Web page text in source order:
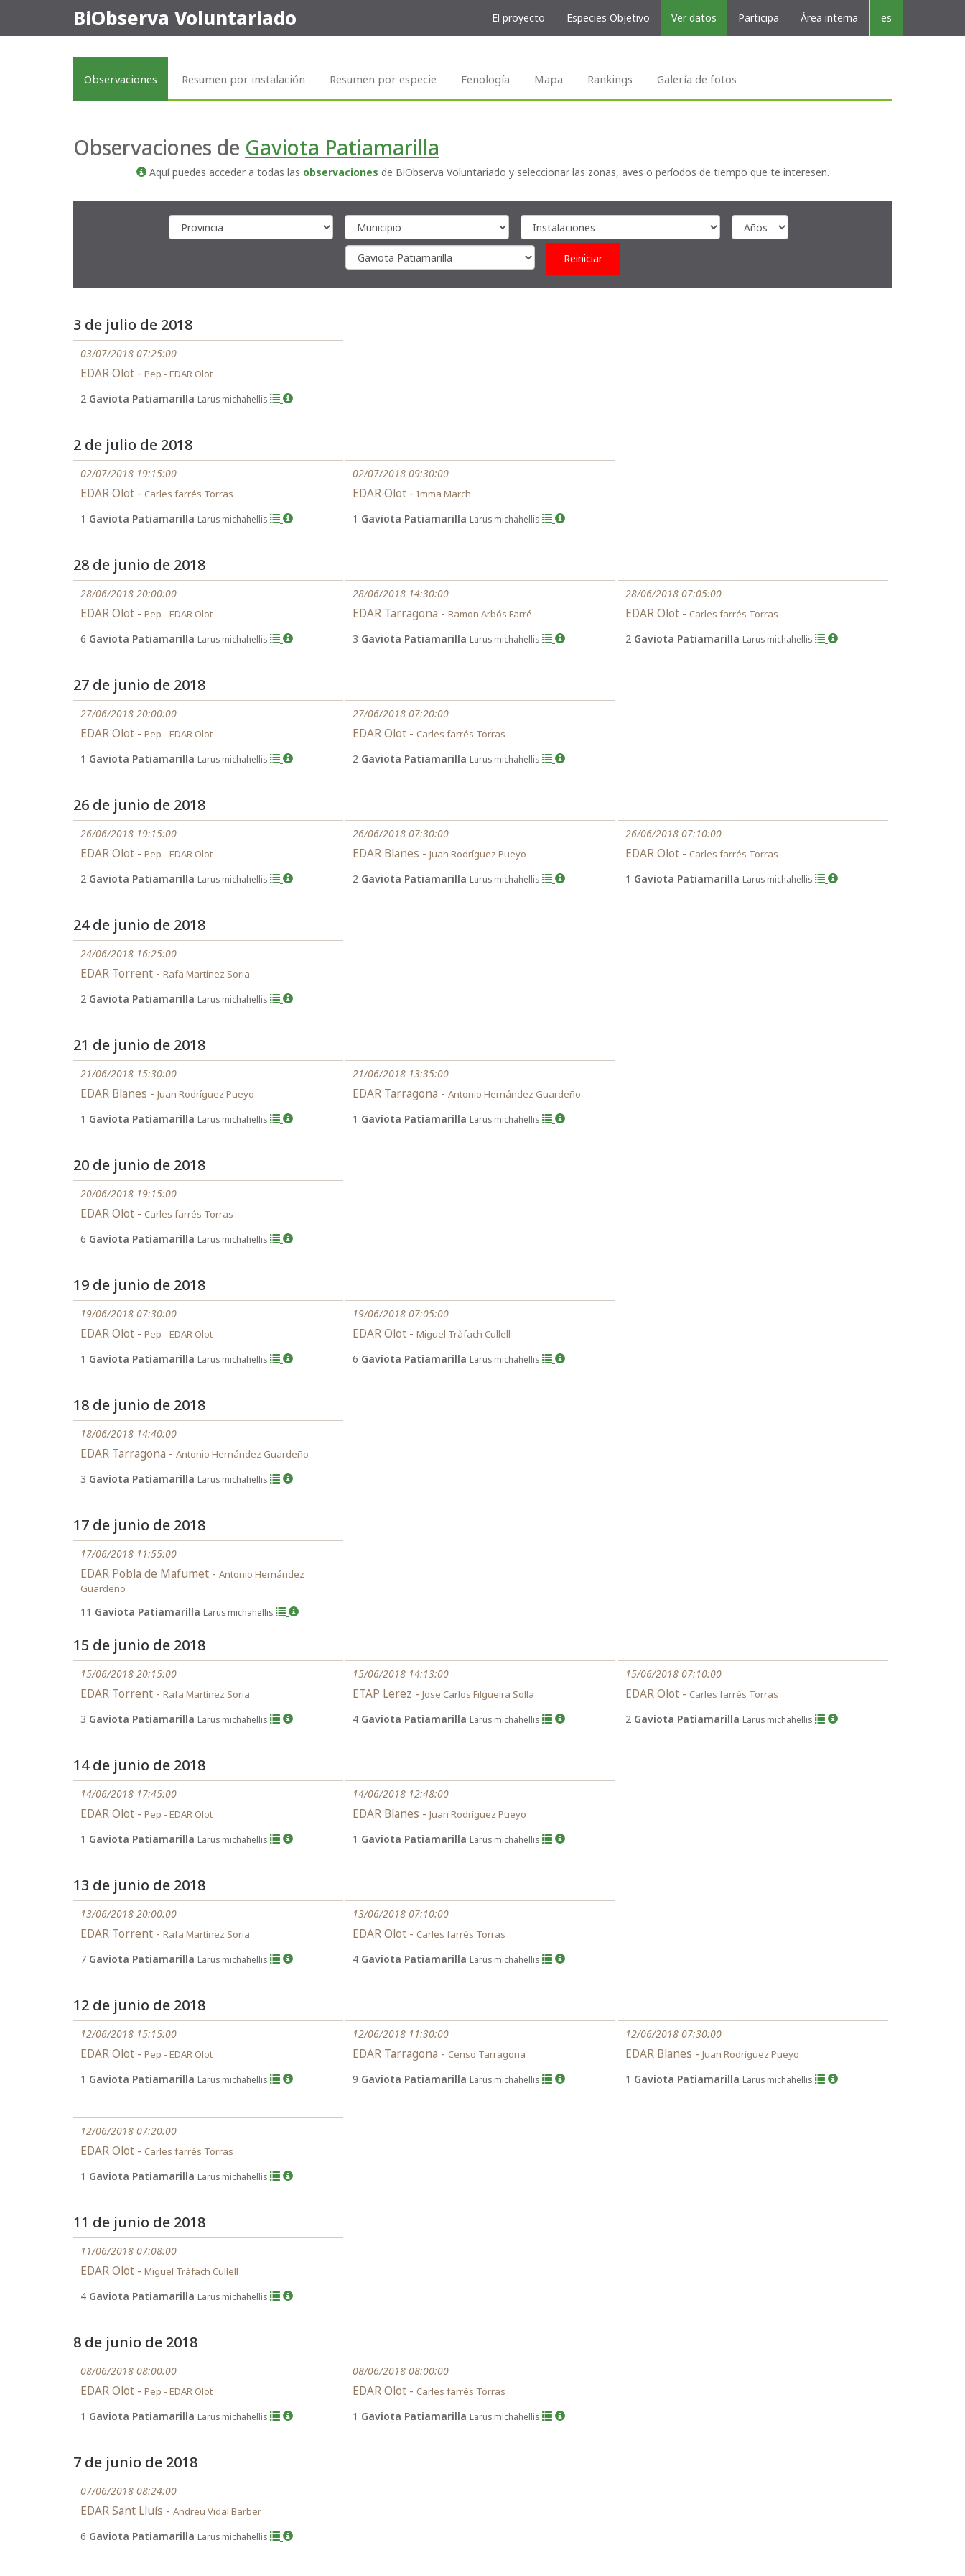
BiObserva Voluntariado El proyecto Especies Objetivo Ver datos Participa Área interna es
Observaciones Resumen por instalación Resumen por especie Fenología Mapa Rankings Galería de fotos
Observaciones de Gaviota Patiamarilla
Aquí puedes acceder a todas las observaciones de BiObserva Voluntariado y seleccionar las zonas, aves o períodos de tiempo que te interesen.
Reiniciar
3 de julio de 2018
03/07/2018 07:25:00
EDAR Olot - Pep - EDAR Olot
2 Gaviota Patiamarilla Larus michahellis
2 de julio de 2018
02/07/2018 19:15:00
EDAR Olot - Carles farrés Torras
1 Gaviota Patiamarilla Larus michahellis
02/07/2018 09:30:00
EDAR Olot - Imma March
1 Gaviota Patiamarilla Larus michahellis
28 de junio de 2018
28/06/2018 20:00:00
EDAR Olot - Pep - EDAR Olot
6 Gaviota Patiamarilla Larus michahellis
28/06/2018 14:30:00
EDAR Tarragona - Ramon Arbós Farré
3 Gaviota Patiamarilla Larus michahellis
28/06/2018 07:05:00
EDAR Olot - Carles farrés Torras
2 Gaviota Patiamarilla Larus michahellis
27 de junio de 2018
27/06/2018 20:00:00
EDAR Olot - Pep - EDAR Olot
1 Gaviota Patiamarilla Larus michahellis
27/06/2018 07:20:00
EDAR Olot - Carles farrés Torras
2 Gaviota Patiamarilla Larus michahellis
26 de junio de 2018
26/06/2018 19:15:00
EDAR Olot - Pep - EDAR Olot
2 Gaviota Patiamarilla Larus michahellis
26/06/2018 07:30:00
EDAR Blanes - Juan Rodríguez Pueyo
2 Gaviota Patiamarilla Larus michahellis
26/06/2018 07:10:00
EDAR Olot - Carles farrés Torras
1 Gaviota Patiamarilla Larus michahellis
24 de junio de 2018
24/06/2018 16:25:00
EDAR Torrent - Rafa Martínez Soria
2 Gaviota Patiamarilla Larus michahellis
21 de junio de 2018
21/06/2018 15:30:00
EDAR Blanes - Juan Rodríguez Pueyo
1 Gaviota Patiamarilla Larus michahellis
21/06/2018 13:35:00
EDAR Tarragona - Antonio Hernández Guardeño
1 Gaviota Patiamarilla Larus michahellis
20 de junio de 2018
20/06/2018 19:15:00
EDAR Olot - Carles farrés Torras
6 Gaviota Patiamarilla Larus michahellis
19 de junio de 2018
19/06/2018 07:30:00
EDAR Olot - Pep - EDAR Olot
1 Gaviota Patiamarilla Larus michahellis
19/06/2018 07:05:00
EDAR Olot - Miguel Tràfach Cullell
6 Gaviota Patiamarilla Larus michahellis
18 de junio de 2018
18/06/2018 14:40:00
EDAR Tarragona - Antonio Hernández Guardeño
3 Gaviota Patiamarilla Larus michahellis
17 de junio de 2018
17/06/2018 11:55:00
EDAR Pobla de Mafumet - Antonio Hernández
Guardeño
11 Gaviota Patiamarilla Larus michahellis
15 de junio de 2018
15/06/2018 20:15:00
EDAR Torrent - Rafa Martínez Soria
3 Gaviota Patiamarilla Larus michahellis
15/06/2018 14:13:00
ETAP Lerez - Jose Carlos Filgueira Solla
4 Gaviota Patiamarilla Larus michahellis
15/06/2018 07:10:00
EDAR Olot - Carles farrés Torras
2 Gaviota Patiamarilla Larus michahellis
14 de junio de 2018
14/06/2018 17:45:00
EDAR Olot - Pep - EDAR Olot
1 Gaviota Patiamarilla Larus michahellis
14/06/2018 12:48:00
EDAR Blanes - Juan Rodríguez Pueyo
1 Gaviota Patiamarilla Larus michahellis
13 de junio de 2018
13/06/2018 20:00:00
EDAR Torrent - Rafa Martínez Soria
7 Gaviota Patiamarilla Larus michahellis
13/06/2018 07:10:00
EDAR Olot - Carles farrés Torras
4 Gaviota Patiamarilla Larus michahellis
12 de junio de 2018
12/06/2018 15:15:00
EDAR Olot - Pep - EDAR Olot
1 Gaviota Patiamarilla Larus michahellis
12/06/2018 11:30:00
EDAR Tarragona - Censo Tarragona
9 Gaviota Patiamarilla Larus michahellis
12/06/2018 07:30:00
EDAR Blanes - Juan Rodríguez Pueyo
1 Gaviota Patiamarilla Larus michahellis
12/06/2018 07:20:00
EDAR Olot - Carles farrés Torras
1 Gaviota Patiamarilla Larus michahellis
11 de junio de 2018
11/06/2018 07:08:00
EDAR Olot - Miguel Tràfach Cullell
4 Gaviota Patiamarilla Larus michahellis
8 de junio de 2018
08/06/2018 08:00:00
EDAR Olot - Pep - EDAR Olot
1 Gaviota Patiamarilla Larus michahellis
08/06/2018 08:00:00
EDAR Olot - Carles farrés Torras
1 Gaviota Patiamarilla Larus michahellis
7 de junio de 2018
07/06/2018 08:24:00
EDAR Sant Lluís - Andreu Vidal Barber
6 Gaviota Patiamarilla Larus michahellis